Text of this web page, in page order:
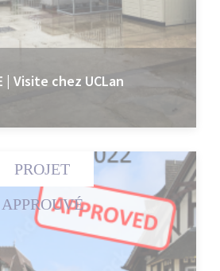
| Visite chez UCLan
PROJET
APPROUVÉ